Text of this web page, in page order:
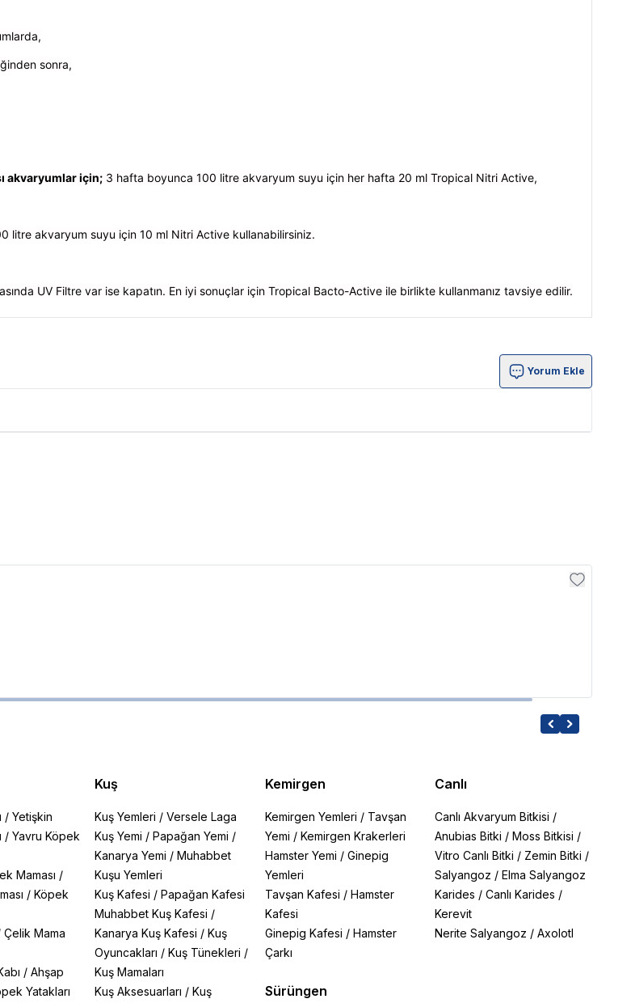
sonra,
akvaryumlar için; 3 hafta boyunca 100 litre akvaryum suyu için her hafta 20 ml Tropical Nitri Active,
litre akvaryum suyu için 10 ml Nitri Active kullanabilirsiniz.
UV Filtre var ise kapatın. En iyi sonuçlar için Tropical Bacto-Active ile birlikte kullanmanız tavsiye edilir.
Yorum Ekle
/Yetişkin
/Yavru Köpek
Maması /
/Köpek
Çelik Mama
/Ahşap
Yatakları
Kuş
Kuş Yemleri / Versele Laga
Kuş Yemi / Papağan Yemi /
Kanarya Yemi / Muhabbet
Kuşu Yemleri
Kuş Kafesi / Papağan Kafesi
Muhabbet Kuş Kafesi /
Kanarya Kuş Kafesi / Kuş
Oyuncakları / Kuş Tünekleri /
Kuş Mamaları
Kuş Aksesuarları / Kuş
Kemirgen
Kemirgen Yemleri / Tavşan
Yemi / Kemirgen Krakerleri
Hamster Yemi / Ginepig
Yemleri
Tavşan Kafesi / Hamster
Kafesi
Ginepig Kafesi / Hamster
Çarkı
Sürüngen
Canlı
Canlı Akvaryum Bitkisi /
Anubias Bitki /Moss Bitkisi /
Vitro Canlı Bitki / Zemin Bitki /
Salyangoz /Elma Salyangoz
Karides /Canlı Karides /
Kerevit
Nerite Salyangoz /Axolotl